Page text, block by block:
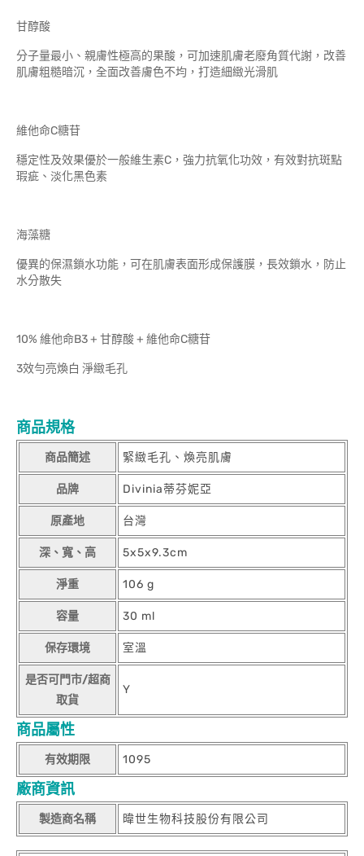
甘醇酸
分子量最小、親膚性極高的果酸，可加速肌膚老廢角質代謝，改善
肌膚粗糙暗沉，全面改善膚色不均，打造細緻光滑肌
維他命C糖苷
穩定性及效果優於一般維生素C，強力抗氧化功效，有效對抗斑點
瑕疵、淡化黑色素
海藻糖
優異的保濕鎖水功能，可在肌膚表面形成保護膜，長效鎖水，防止
水分散失
10% 維他命B3 + 甘醇酸 + 維他命C糖苷
3效勻亮煥白 淨緻毛孔
商品規格
商品簡述 緊緻毛孔、煥亮肌膚
品牌 Divinia蒂芬妮亞
原產地 台灣
深、寬、高 5x5x9.3cm
淨重 106 g
容量 30 ml
保存環境 室溫
是否可門市/超商
取貨
Y
商品屬性
有效期限 1095
廠商資訊
製造商名稱 暐世生物科技股份有限公司